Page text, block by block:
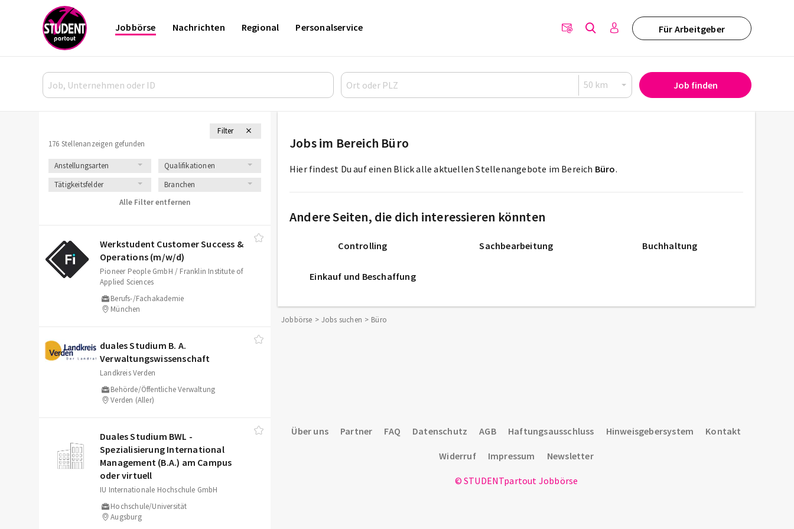
Für Arbeitgeber
Jobbörse Nachrichten Regional Personalservice
Job finden
Filter
176 Stellenanzeigen gefunden
Anstellungsarten
Qualifikationen
Tätigkeitsfelder
Branchen
Alle Filter entfernen
Werkstudent Customer Success &
Operations (m/​w/​d)
Pioneer People GmbH / Franklin Institute of
Applied Sciences
Berufs-/Fachakademie
München
duales Studium B. A.
Verwaltungswissenschaft
Landkreis Verden
Behörde/Öffentliche Verwaltung
Verden (Aller)
Duales Studium BWL -
Spezialisierung International
Management (B.A.) am Campus
oder virtuell
IU Internationale Hochschule GmbH
Hochschule/Universität
Augsburg
Jobs im Bereich Büro
Hier findest Du auf einen Blick alle aktuellen Stellenangebote im Bereich Büro.
Andere Seiten, die dich interessieren könnten
Controlling Sachbearbeitung Buchhaltung
Einkauf und Beschaffung
Jobbörse Jobs suchen Büro
Über uns Partner FAQ Datenschutz AGB Haftungsausschluss Hinweisgebersystem Kontakt
Widerruf Impressum Newsletter
© STUDENTpartout Jobbörse